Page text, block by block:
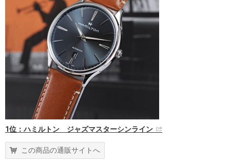
1位：ハミルトン ジャズマスターシンライン
この商品の通販サイトへ